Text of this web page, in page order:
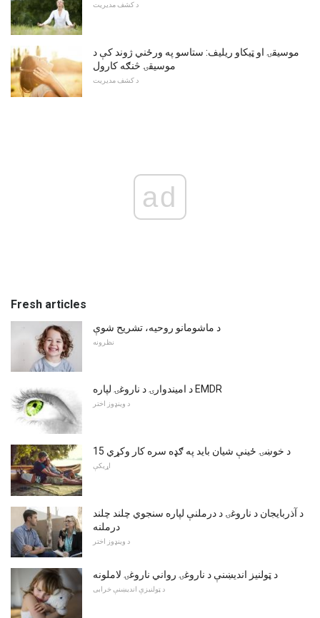
د کشف مدیریت
موسيقۍ او ټیکاو ریلیف: ستاسو په ورځني ژوند کې د
موسیقۍ څنګه کارول
د کشف مدیریت
ad
Fresh articles
د ماشومانو روحيه، تشريح شوې
نظرونه
د امیندوارۍ د ناروغۍ لپاره EMDR
د وینډوز اختر
15 د خوښۍ ځینې شیان باید په ګډه سره کار وکړي
اړیکې
د آذربایجان د ناروغۍ د درملنې لپاره سنجوي چلند چلند
درملنه
د وینډوز اختر
د ټولنیز اندیښنې د ناروغۍ رواني ناروغۍ لاملونه
د ټولنیزې اندیښنې خرابی